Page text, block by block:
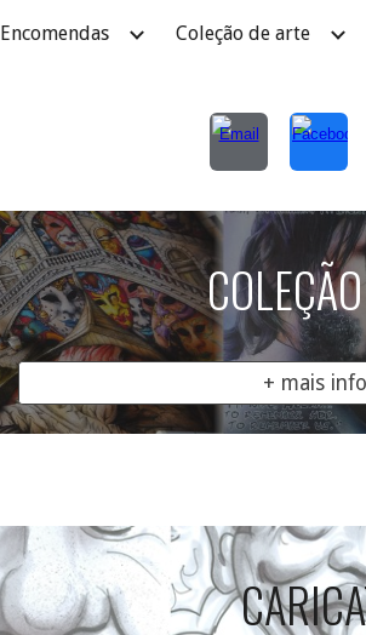
Skip to main content
Encomendas Coleção de arte
+ mais